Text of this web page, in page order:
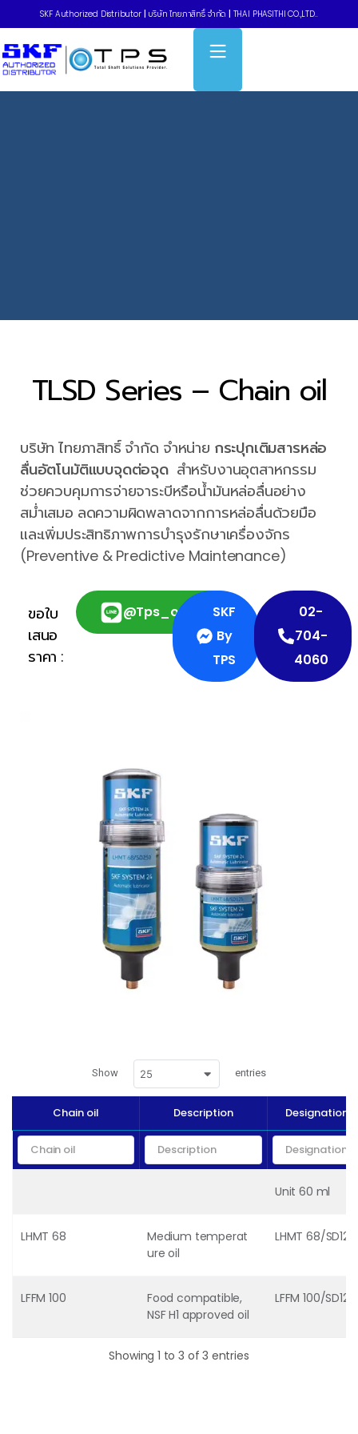
SKF Authorized Distributor บริษัท ไทยภาสิทธิ์ จำกัด THAI PHASITHI CO.,LTD..
Home » TLSD Series – Chain oil
TLSD Series – Chain oil
บริษัท ไทยภาสิทธิ์ จำกัด จำหน่าย กระปุกเติมสารหล่อ
ลื่นอัตโนมัติแบบจุดต่อจุด สำหรับงานอุตสาหกรรม
ช่วยควบคุมการจ่ายจาระบีหรือน้ำมันหล่อลื่นอย่าง
สม่ำเสมอ ลดความผิดพลาดจากการหล่อลื่นด้วยมือ
และเพิ่มประสิทธิภาพการบำรุงรักษาเครื่องจักร
(Preventive & Predictive Maintenance)
ขอใบ
เสนอ
ราคา :
@tps_officialSKF
By
TPS
02-
704-
4060
Show 25 entries
Chain oil Description Designation
Unit 60 ml
LHMT 68
Medium temperat
ure oil
LHMT 68/SD125
LFFM 100
Food compatible,
NSF H1 approved oil
LFFM 100/SD125
Showing 1 to 3 of 3 entries